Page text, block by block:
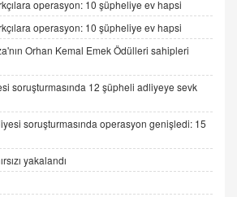
10:11
AKÖL
13:00
Yüzüne Vurulan Şamar:
12:30
operasyon: 10 şüpheliye ev hapsi
operasyon: 10 şüpheliye ev hapsi
Orhan Kemal Emek Ödülleri sahipleri
soruşturmasında 12 şüpheli adliyeye sevk
soruşturmasında operasyon genişledi: 15
yakalandı